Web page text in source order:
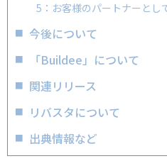
5：お客様のパートナーとし
今後について
「Buildee」について
関連リリース
リバスタについて
出典情報など